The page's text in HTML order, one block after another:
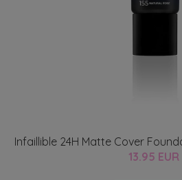
Infaillible 24H Matte Cover
13.95 EUR